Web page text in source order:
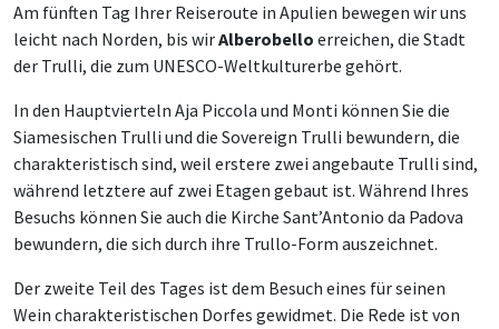
Am fünften Tag Ihrer Reiseroute in Apulien bewegen wir uns
leicht nach Norden, bis wirAlberobello erreichen, die Stadt
der Trulli, die zum UNESCO-Weltkulturerbe gehört.
In den Hauptvierteln Aja Piccola und Monti können Sie die
Siamesischen Trulli und die Sovereign Trulli bewundern, die
charakteristisch sind, weil erstere zwei angebaute Trulli sind,
während letztere auf zwei Etagen gebaut ist. Während Ihres
Besuchs können Sie auch die Kirche Sant’Antonio da Padova
bewundern, die sich durch ihre Trullo-Form auszeichnet.
Der zweite Teil des Tages ist dem Besuch eines für seinen
Wein charakteristischen Dorfes gewidmet. Die Rede ist von